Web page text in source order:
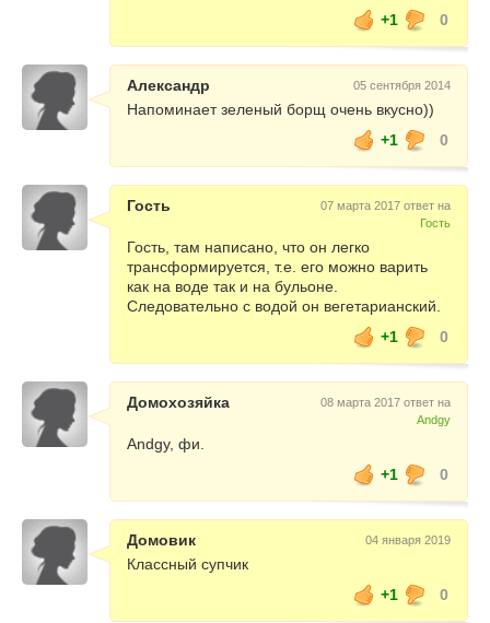
+1
0
Александр 05 сентября 2014
Напоминает зеленый борщ очень вкусно))
+1
0
Гость
07 марта 2017 ответ на
Гость
Гость, там написано, что он легко
трансформируется, т.е. его можно варить
как на воде так и на бульоне.
Следовательно с водой он вегетарианский.
+1
0
Домохозяйка
08 марта 2017 ответ на
Andgy
Andgy, фи.
+1
0
Домовик 04 января 2019
Классный супчик
+1
0